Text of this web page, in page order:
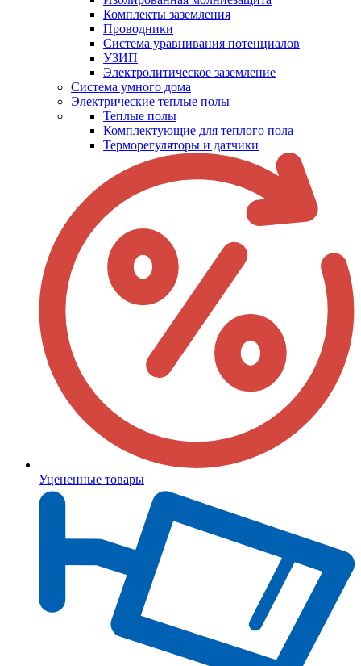
Комплекты заземления
Проводники
Система уравнивания потенциалов
УЗИП
Электролитическое заземление
Система умного дома
Электрические теплые полы
Теплые полы
Комплектующие для теплого пола
Терморегуляторы и датчики
Уцененные товары